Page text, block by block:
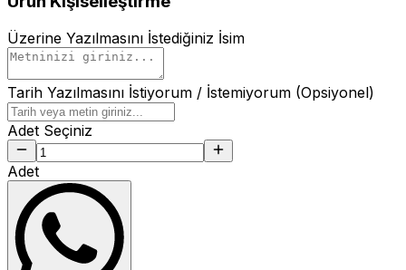
Üzerine Yazılmasını İstediğiniz İsim
Tarih Yazılmasını İstiyorum / İstemiyorum (Opsiyonel)
Adet Seçiniz
Adet